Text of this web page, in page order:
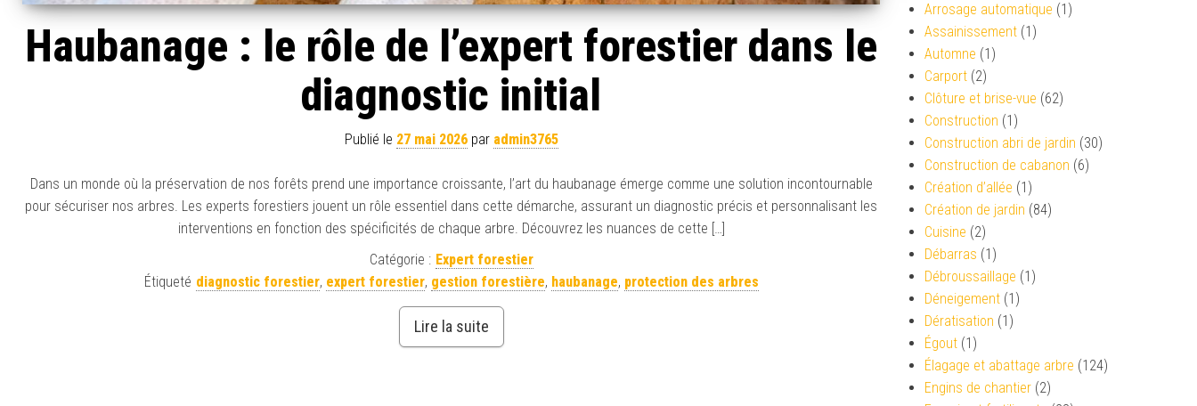
Haubanage : le rôle de l’expert forestier dans le
diagnostic initial
Publié le 27 mai 2026par admin3765
Dans un monde où la préservation de nos forêts prend une importance croissante, l’art du haubanage émerge comme une solution incontournable
pour sécuriser nos arbres. Les experts forestiers jouent un rôle essentiel dans cette démarche, assurant un diagnostic précis et personnalisant les
interventions en fonction des spécificités de chaque arbre. Découvrez les nuances de cette […]
Catégorie : Expert forestier
Étiqueté diagnostic forestier, expert forestier, gestion forestière, haubanage, protection des arbres
Lire la suite
Arrosage automatique (1)
Assainissement (1)
Automne (1)
Carport (2)
Clôture et brise-vue (62)
Construction (1)
Construction abri de jardin (30)
Construction de cabanon (6)
Création d’allée (1)
Création de jardin (84)
Cuisine (2)
Débarras (1)
Débroussaillage (1)
Déneigement (1)
Dératisation (1)
Égout (1)
Élagage et abattage arbre (124)
Engins de chantier (2)